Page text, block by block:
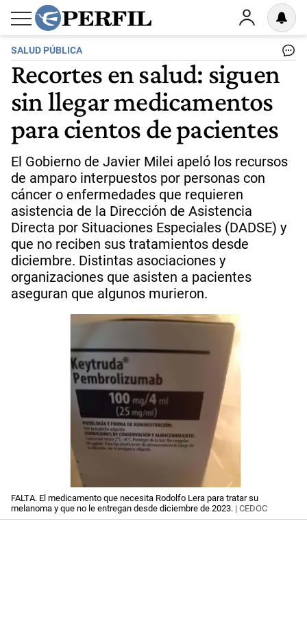
SALUD PÚBLICA
Recortes en salud: siguen
sin llegar medicamentos
para cientos de pacientes
El Gobierno de Javier Milei apeló los recursos
de amparo interpuestos por personas con
cáncer o enfermedades que requieren
asistencia de la Dirección de Asistencia
Directa por Situaciones Especiales (DADSE) y
que no reciben sus tratamientos desde
diciembre. Distintas asociaciones y
organizaciones que asisten a pacientes
aseguran que algunos murieron.
FALTA. El medicamento que necesita Rodolfo Lera para tratar su
melanoma y que no le entregan desde diciembre de 2023. | CEDOC